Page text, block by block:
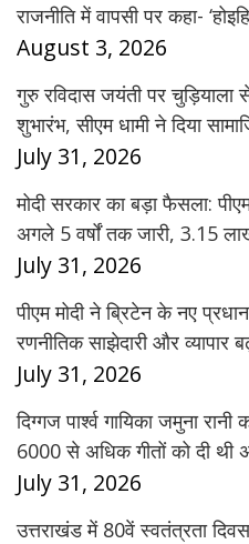
राजनीति में वापसी पर कहा-
August 3, 2026
गुरु रविदास जयंती पर
शुभारंभ, सीएम धामी ने दिया
July 31, 2026
मोदी सरकार का बड़ा फैसला:
अगले 5 वर्षों तक जारी, 3.15
July 31, 2026
पीएम मोदी ने ब्रिटेन के नए
रणनीतिक साझेदारी और व्यापार
July 31, 2026
दिग्गज पार्श्व गायिका जमुना
6000 से अधिक गीतों को दी थी
July 31, 2026
उत्तराखंड में 80वें स्वतंत्रता